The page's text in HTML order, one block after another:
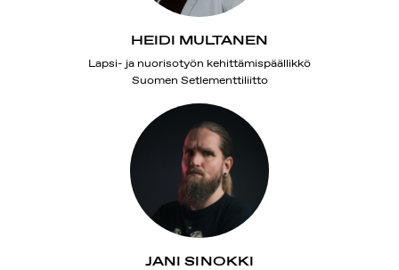
HEIDI MULTANEN
Lapsi- ja nuorisotyön kehittämispäällikkö
Suomen Setlementtiliitto
JANI SINOKKI